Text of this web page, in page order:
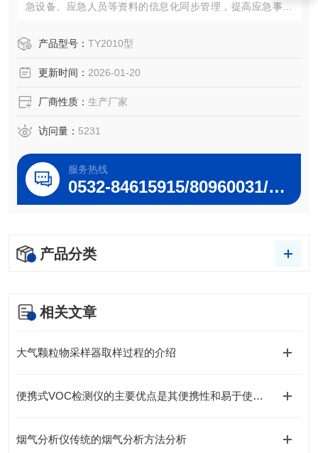
急设备、应急人员等资料的信息化同步管理，提高应急事件
员、财产和环境的影响。适用于各级环境监测站、环境应急
产品型号： TY2010型
更新时间： 2026-01-20
厂商性质： 生产厂家
访问量： 5231
服务热线
0532-84615915/80960031/80960032
产品分类
相关文章
大气颗粒物采样器取样过程的介绍
便携式VOC检测仪的主要优点是其便携性和易于使用性
烟气分析仪传统的烟气分析方法分析